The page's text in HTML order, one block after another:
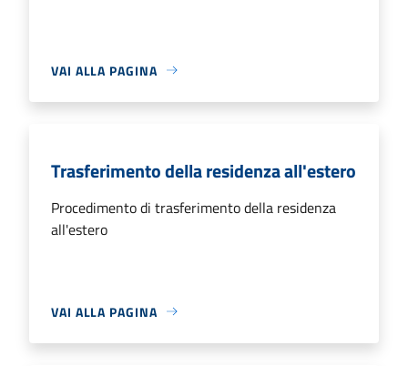
VAI ALLA PAGINA
Trasferimento della residenza all'estero
Procedimento di trasferimento della residenza
all'estero
VAI ALLA PAGINA